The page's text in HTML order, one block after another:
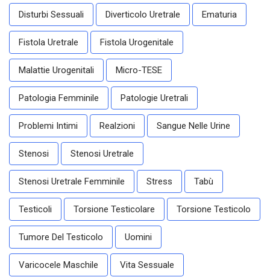
Disturbi Sessuali Diverticolo Uretrale Ematuria
Fistola Uretrale Fistola Urogenitale
Malattie Urogenitali Micro-TESE
Patologia Femminile Patologie Uretrali
Problemi Intimi Realzioni Sangue Nelle Urine
Stenosi Stenosi Uretrale
Stenosi Uretrale Femminile Stress Tabù
Testicoli Torsione Testicolare Torsione Testicolo
Tumore Del Testicolo Uomini
Varicocele Maschile Vita Sessuale